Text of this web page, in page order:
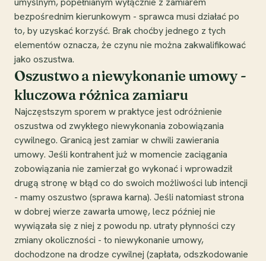
bezpośrednim kierunkowym - sprawca musi działać po
to, by uzyskać korzyść. Brak choćby jednego z tych
elementów oznacza, że czynu nie można zakwalifikować
jako oszustwa.
Oszustwo a niewykonanie umowy -
kluczowa różnica zamiaru
Najczęstszym sporem w praktyce jest odróżnienie
oszustwa od zwykłego niewykonania zobowiązania
cywilnego. Granicą jest zamiar w chwili zawierania
umowy. Jeśli kontrahent już w momencie zaciągania
zobowiązania nie zamierzał go wykonać i wprowadził
drugą stronę w błąd co do swoich możliwości lub intencji
- mamy oszustwo (sprawa karna). Jeśli natomiast strona
w dobrej wierze zawarła umowę, lecz później nie
wywiązała się z niej z powodu np. utraty płynności czy
zmiany okoliczności - to niewykonanie umowy,
dochodzone na drodze cywilnej (zapłata, odszkodowanie